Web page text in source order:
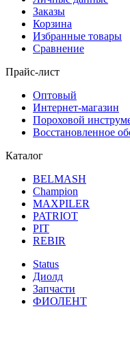
Заказы
Корзина
Избранные товары
Сравнение
Прайс-лист
Оптовый
Интернет-магазин
Пороховой
Восстановленное
Каталог
BELMASH
Champion
MAXPILER
PATRIOT
PIT
REBIR
Status
Диолд
Запчасти
ФИОЛЕНТ